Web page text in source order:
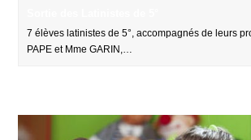
7 élèves latinistes de 5°, accompagnés de leurs
PAPE et Mme GARIN,…